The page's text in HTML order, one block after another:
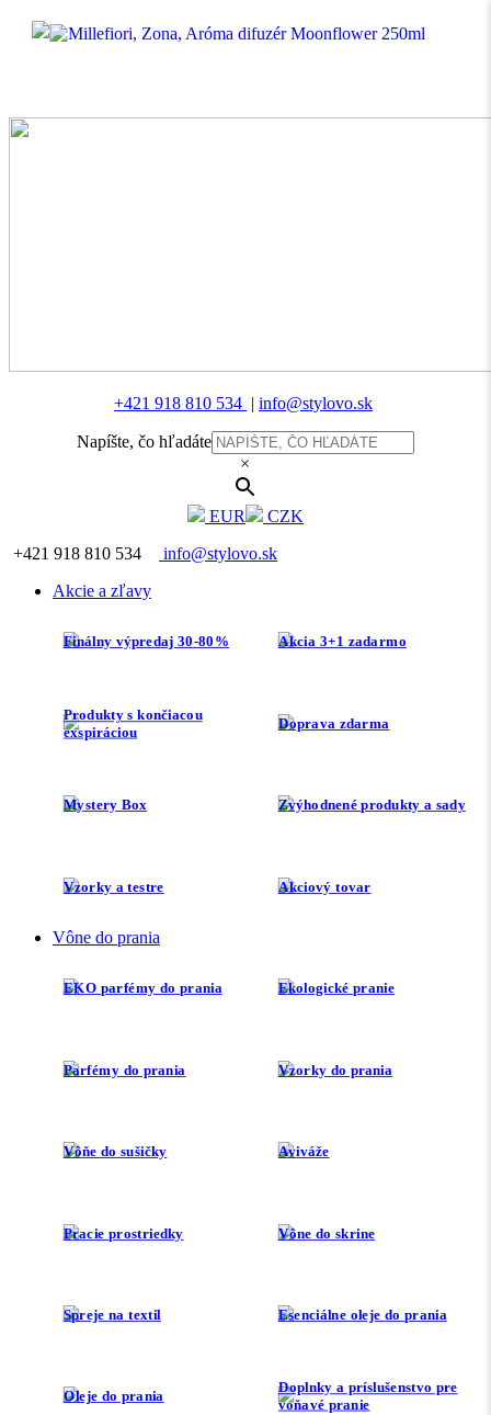
+421 918 810 534 | info@stylovo.sk
Napíšte, čo hľadáte
×
EUR
CZK
+421 918 810 534
info@stylovo.sk
Akcie a zľavy
Finálny výpredaj 30-80% Akcia 3+1 zadarmo
Produkty s končiacou
exspiráciou
Doprava zdarma
Mystery Box Zvýhodnené produkty a sady
Vzorky a testre Akciový tovar
Vône do prania
EKO parfémy do prania Ekologické pranie
Parfémy do prania Vzorky do prania
Vôňe do sušičky Aviváže
Pracie prostriedky Vône do skrine
Spreje na textil Esenciálne oleje do prania
Oleje do prania
Doplnky a príslušenstvo pre
voňavé pranie